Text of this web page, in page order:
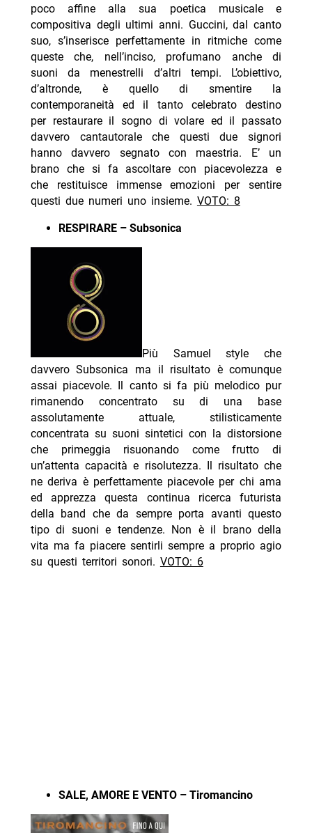
poco affine alla sua poetica musicale e
compositiva degli ultimi anni. Guccini, dal canto
suo, s’inserisce perfettamente in ritmiche come
queste che, nell’inciso, profumano anche di
suoni da menestrelli d’altri tempi. L’obiettivo,
d’altronde, è quello di smentire la
contemporaneità ed il tanto celebrato destino
per restaurare il sogno di volare ed il passato
davvero cantautorale che questi due signori
hanno davvero segnato con maestria. E’ un
brano che si fa ascoltare con piacevolezza e
che restituisce immense emozioni per sentire
questi due numeri uno insieme. VOTO: 8
RESPIRARE – Subsonica
Più Samuel style che
davvero Subsonica ma il risultato è comunque
assai piacevole. Il canto si fa più melodico pur
rimanendo concentrato su di una base
assolutamente attuale, stilisticamente
concentrata su suoni sintetici con la distorsione
che primeggia risuonando come frutto di
un’attenta capacità e risolutezza. Il risultato che
ne deriva è perfettamente piacevole per chi ama
ed apprezza questa continua ricerca futurista
della band che da sempre porta avanti questo
tipo di suoni e tendenze. Non è il brano della
vita ma fa piacere sentirli sempre a proprio agio
su questi territori sonori. VOTO: 6
SALE, AMORE E VENTO – Tiromancino